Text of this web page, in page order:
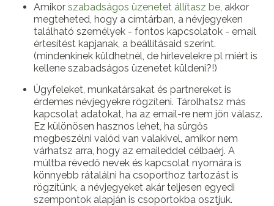
Amikor szabadságos üzenetet állítasz be , akkor
megteheted, hogy a címtárban, a névjegyeken
található személyek - fontos kapcsolatok - email
értesítést kapjanak, a beállításaid szerint.
(mindenkinek küldhetnél, de hírlevelekre pl miért is
kellene szabadságos üzenetet küldeni?!)
Ügyfeleket, munkatársakat és partnereket is
érdemes névjegyekre rögzíteni. Tárolhatsz más
kapcsolat adatokat, ha az email-re nem jön válasz.
Ez különösen hasznos lehet, ha sürgős
megbeszélni valód van valakivel, amikor nem
várhatsz arra, hogy az emaileddel célbaérj. A
múltba révedő nevek és kapcsolat nyomára is
könnyebb rátalálni ha csoporthoz tartozást is
rögzítünk, a névjegyeket akár teljesen egyedi
szempontok alapján is csoportokba osztjuk.